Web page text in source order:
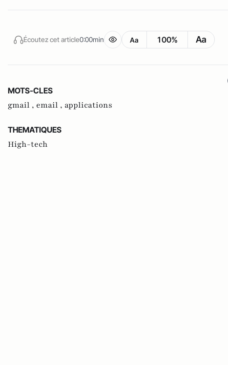
Écoutez cet article0:00min Aa 100% Aa
MOTS-CLES
gmail , email , applications
THEMATIQUES
High-tech